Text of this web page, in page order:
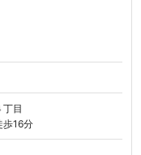
目
歩16分